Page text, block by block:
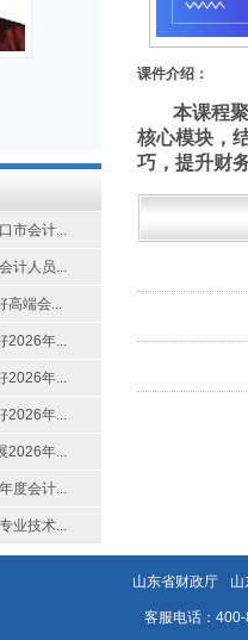
市会计...
计人员...
高端会...
2026年...
2026年...
2026年...
2026年...
度会计...
业技术...
课件介绍：
本课程
核心模块，
巧，提升财
山东省财政厅
客服电话：400-